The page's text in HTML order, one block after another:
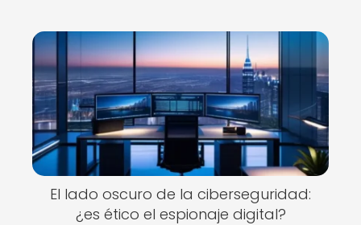
El lado oscuro de la ciberseguridad:
¿es ético el espionaje digital?